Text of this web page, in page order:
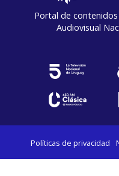
Portal de
Audiovisual
Políticas de privacidad